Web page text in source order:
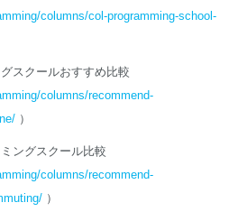
columns/col-programming-school-
スクールおすすめ比較
columns/recommend-
）
ングスクール比較
columns/recommend-
）